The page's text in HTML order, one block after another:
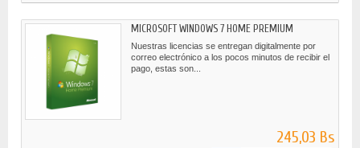
MICROSOFT WINDOWS 7 HOME PREMIUM
Nuestras licencias se entregan digitalmente por
correo electrónico a los pocos minutos de recibir el
pago, estas son...
245,03 Bs